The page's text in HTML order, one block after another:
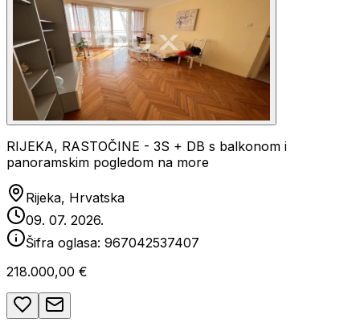
RIJEKA, RASTOČINE - 3S + DB s balkonom i
panoramskim pogledom na more
Rijeka, Hrvatska
09. 07. 2026.
Šifra oglasa: 967042537407
218.000,00 €